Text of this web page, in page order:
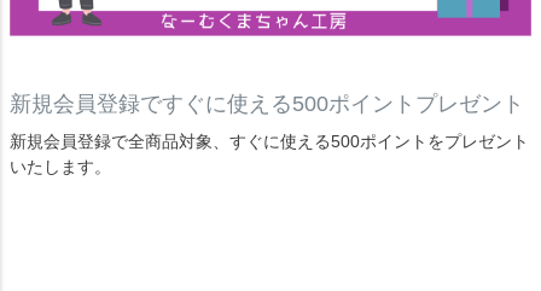
新規会員登録ですぐに使える500ポイントプレゼント
新規会員登録で全商品対象、すぐに使える500ポイントをプレゼント
いたします。